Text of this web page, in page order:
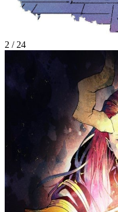
2 / 24